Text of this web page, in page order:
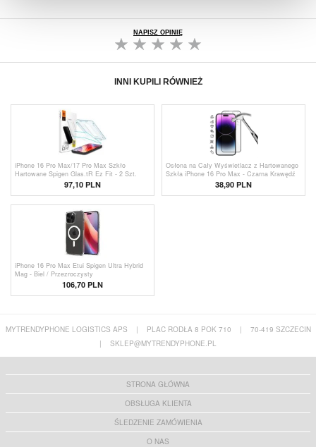
NAPISZ OPINIĘ
INNI KUPILI RÓWNIEŻ
iPhone 16 Pro Max/17 Pro Max Szkło
Hartowane Spigen Glas.tR Ez Fit - 2 Szt.
97,10 PLN
Osłona na Cały Wyświetlacz z Hartowanego
Szkła iPhone 16 Pro Max - Czarna Krawędź
38,90 PLN
iPhone 16 Pro Max Etui Spigen Ultra Hybrid
Mag - Biel / Przezroczysty
106,70 PLN
MYTRENDYPHONE LOGISTICS APS | PLAC RODŁA 8 POK 710 |
70-419 SZCZECIN
|
SKLEP@MYTRENDYPHONE.PL
STRONA GŁÓWNA
OBSŁUGA KLIENTA
ŚLEDZENIE ZAMÓWIENIA
O NAS